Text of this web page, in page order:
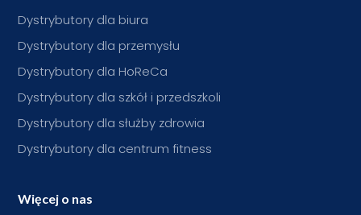
Dystrybutory dla biura
Dystrybutory dla przemysłu
Dystrybutory dla HoReCa
Dystrybutory dla szkół i przedszkoli
Dystrybutory dla służby zdrowia
Dystrybutory dla centrum fitness
Więcej o nas